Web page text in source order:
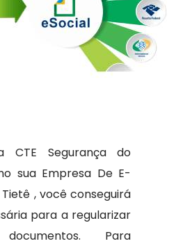
CTE Segurança do
sua Empresa De E-
, você conseguirá
para a regularizar
Para